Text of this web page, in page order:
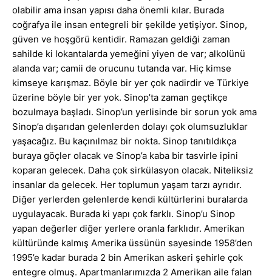
olabilir ama insan yapısı daha önemli kılar. Burada
coğrafya ile insan entegreli bir şekilde yetişiyor. Sinop,
güven ve hoşgörü kentidir. Ramazan geldiği zaman
sahilde ki lokantalarda yemeğini yiyen de var; alkolünü
alanda var; camii de orucunu tutanda var. Hiç kimse
kimseye karışmaz. Böyle bir yer çok nadirdir ve Türkiye
üzerine böyle bir yer yok. Sinop’ta zaman geçtikçe
bozulmaya başladı. Sinop’un yerlisinde bir sorun yok ama
Sinop’a dışarıdan gelenlerden dolayı çok olumsuzluklar
yaşacağız. Bu kaçınılmaz bir nokta. Sinop tanıtıldıkça
buraya göçler olacak ve Sinop’a kaba bir tasvirle ipini
koparan gelecek. Daha çok sirkülasyon olacak. Niteliksiz
insanlar da gelecek. Her toplumun yaşam tarzı ayrıdır.
Diğer yerlerden gelenlerde kendi kültürlerini buralarda
uygulayacak. Burada ki yapı çok farklı. Sinop’u Sinop
yapan değerler diğer yerlere oranla farklıdır. Amerikan
kültüründe kalmış Amerika üssünün sayesinde 1958’den
1995’e kadar burada 2 bin Amerikan askeri şehirle çok
entegre olmuş. Apartmanlarımızda 2 Amerikan aile falan